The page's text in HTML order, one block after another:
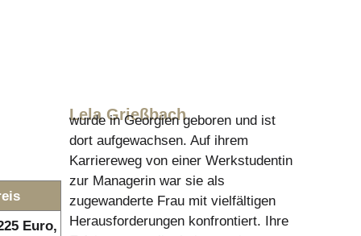
Euro,
Lela Grießbach
wurde in Georgien geboren und ist
dort aufgewachsen. Auf ihrem
Karriereweg von einer Werkstudentin
zur Managerin war sie als
zugewanderte Frau mit vielfältigen
Herausforderungen konfrontiert. Ihre